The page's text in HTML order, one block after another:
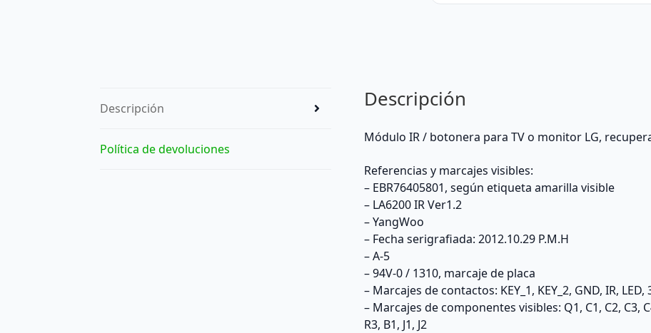
LG
módulo
EBR76405801
/
LA6200
Ver1.2.
referencia
exacta,
conector,
Descripción
Política de devoluciones
Descripción
Módulo IR / botonera para TV o monitor LG,
Referencias y marcajes visibles:
– EBR76405801, según etiqueta amarilla visible
– LA6200 IR Ver1.2
– YangWoo
– Fecha serigrafiada: 2012.10.29 P.M.H
– A-5
– 94V-0 / 1310, marcaje de placa
– Marcajes de contactos: KEY_1, KEY_2, GND, IR, LED,
– Marcajes de componentes visibles: Q1, C1, C2, C3,
R3, B1, J1, J2